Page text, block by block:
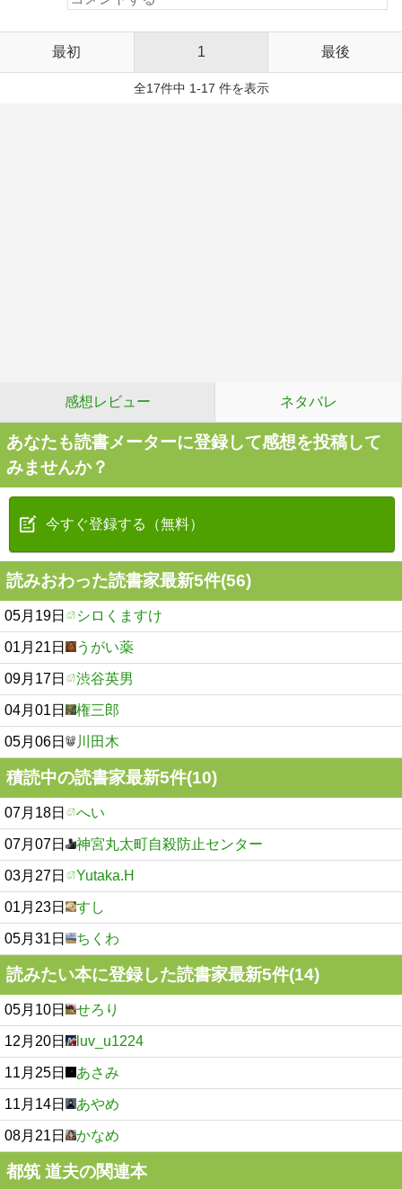
最初 1 最後
全17件中 1-17 件を表示
感想レビュー ネタバレ
あなたも読書メーターに登録して感想を投稿して
みませんか？
今すぐ登録する（無料）
読みおわった読書家最新5件(56)
05月19日 シロくますけ
01月21日 うがい薬
09月17日 渋谷英男
04月01日 権三郎
05月06日 川田木
積読中の読書家最新5件(10)
07月18日 へい
07月07日 神宮丸太町自殺防止センター
03月27日 Yutaka.H
01月23日 すし
05月31日 ちくわ
読みたい本に登録した読書家最新5件(14)
05月10日 せろり
12月20日 luv_u1224
11月25日 あさみ
11月14日 あやめ
08月21日 かなめ
都筑 道夫の関連本